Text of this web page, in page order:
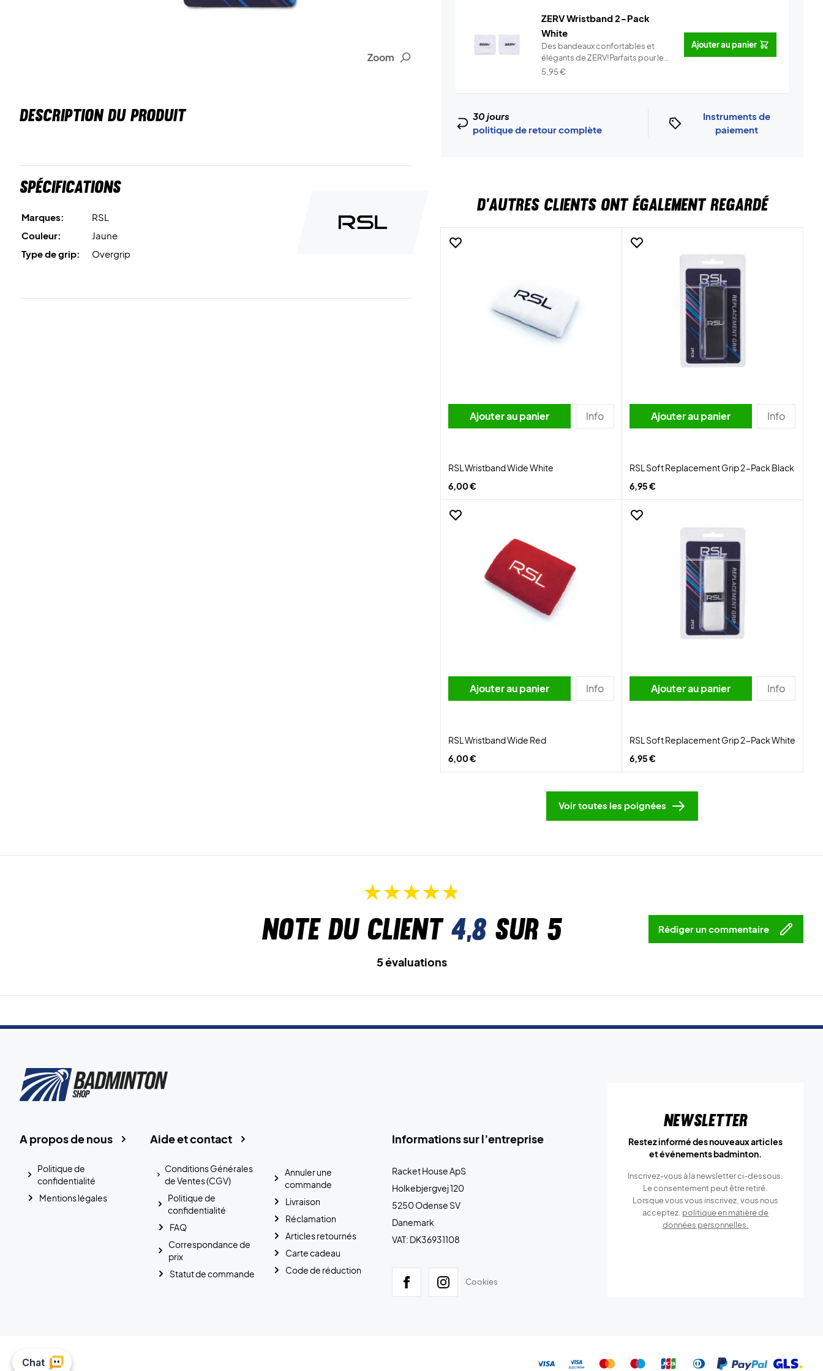
Zoom
DESCRIPTION DU PRODUIT
Spécifications
Marques:
RSL
Couleur:
Jaune
Type de grip:
Overgrip
ZERV Wristband 2-Pack
White
Des bandeaux confortables et
élégants de ZERV!Parfaits pour le
t...
Info
5,95€
Ajouter au panier
30 jours
politique de retour complète
Instruments de
paiement
D'AUTRES CLIENTS ONT ÉGALEMENT REGARDÉ
Ajouter au panier Info
RSL Wristband Wide White
6,00 €
Ajouter au panier Info
RSL Soft Replacement Grip 2-Pack Black
6,95 €
Ajouter au panier Info
RSL Wristband Wide Red
6,00 €
Ajouter au panier Info
RSL Soft Replacement Grip 2-Pack White
6,95 €
Voir toutes les poignées
Note du client 4,8sur 5 Rédiger un commentaire
5 évaluations
Informations sur l’entreprise
Racket House ApS
Holkebjergvej 120
5250 Odense SV
Danemark
VAT: DK36931108
Cookies
Aide et contact
Conditions Générales
de Ventes (CGV)
Politique de
confidentialité
FAQ
Correspondance de
prix
Statut de commande
Annuler une
commande
Livraison
Réclamation
Articles retournés
Carte cadeau
Code de réduction
A propos de nous
Politique de
confidentialité
Mentions légales
Newsletter
Restez informé des nouveaux articles
et événements badminton.
Inscrivez-vous à la newsletter ci-dessous.
Le consentement peut être retiré.
Lorsque vous vous inscrivez, vous nous
acceptez. politique en matière de
données personnelles.